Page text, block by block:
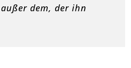
dem, der ihn